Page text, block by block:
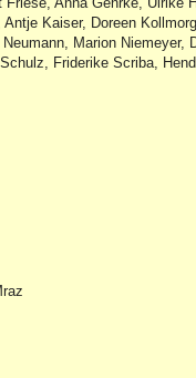
Kaiser, Doreen
Marion Niemeyer,
Friderike Scriba,